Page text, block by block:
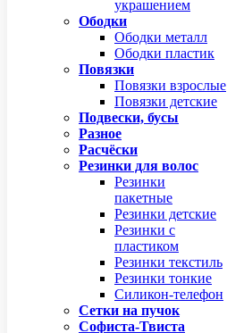
украшением
Ободки
Ободки металл
Ободки пластик
Повязки
Повязки взрослые
Повязки детские
Подвески, бусы
Разное
Расчёски
Резинки для волос
Резинки
пакетные
Резинки детские
Резинки с
пластиком
Резинки текстиль
Резинки тонкие
Силикон-телефон
Сетки на пучок
Софиста-Твиста